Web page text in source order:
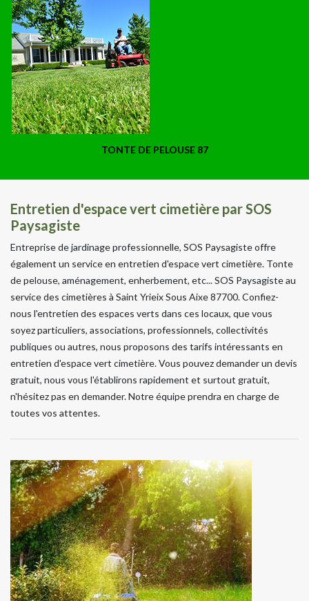
TONTE DE PELOUSE 87
Entretien d'espace vert cimetière par SOS
Paysagiste
Entreprise de jardinage professionnelle, SOS Paysagiste offre
également un service en entretien d'espace vert cimetière. Tonte
de pelouse, aménagement, enherbement, etc... SOS Paysagiste au
service des cimetières à Saint Yrieix Sous Aixe 87700. Confiez-
nous l'entretien des espaces verts dans ces locaux, que vous
soyez particuliers, associations, professionnels, collectivités
publiques ou autres, nous proposons des tarifs intéressants en
entretien d'espace vert cimetière. Vous pouvez demander un devis
gratuit, nous vous l'établirons rapidement et surtout gratuit,
n'hésitez pas en demander. Notre équipe prendra en charge de
toutes vos attentes.